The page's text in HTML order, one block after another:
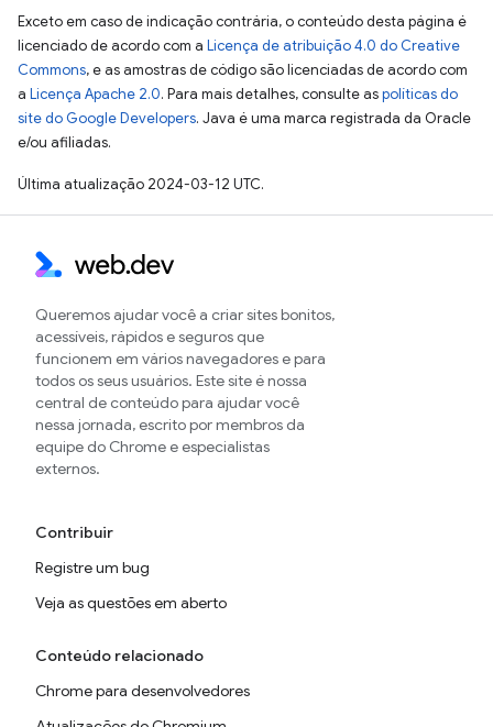
Exceto em caso de indicação contrária, o conteúdo desta página é
licenciado de acordo com a Licença de atribuição 4.0 do Creative
Commons, e as amostras de código são licenciadas de acordo com
a Licença Apache 2.0. Para mais detalhes, consulte aspolíticas do
site do Google Developers. Java é uma marca registrada da Oracle
e/ou afiliadas.
Última atualização 2024-03-12 UTC.
Queremos ajudar você a criar sites bonitos,
acessíveis, rápidos e seguros que
funcionem em vários navegadores e para
todos os seus usuários. Este site é nossa
central de conteúdo para ajudar você
nessa jornada, escrito por membros da
equipe do Chrome e especialistas
externos.
Contribuir
Registre um bug
Veja as questões em aberto
Conteúdo relacionado
Chrome para desenvolvedores